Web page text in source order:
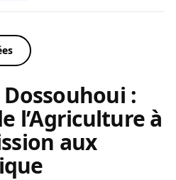
:
l’Agriculture à
aux